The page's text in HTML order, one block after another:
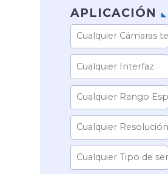
APLICACIÓN